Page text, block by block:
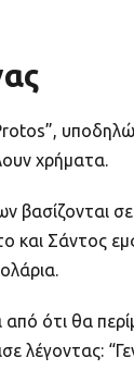
χρήματα.
βασίζονται
και Σάντος
ότι θα
λέγοντας: